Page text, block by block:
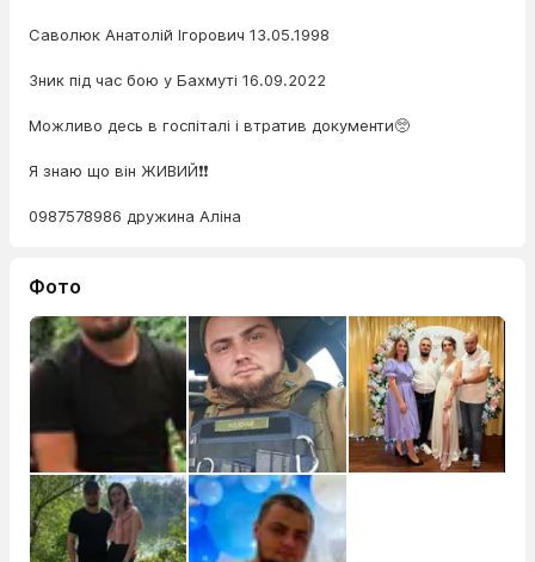
Саволюк Анатолій Ігорович 13.05.1998
Зник під час бою у Бахмуті 16.09.2022
Можливо десь в госпіталі і втратив документи🥺
Я знаю що він ЖИВИЙ❗️❗️
0987578986 дружина Аліна
Фото